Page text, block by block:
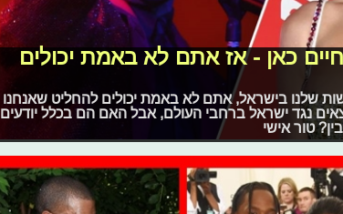
כאן - אז אתם לא באמת יכולים
שלנו בישראל, אתם לא באמת יכולים להחליט שאנחנו
נגד ישראל ברחבי העולם, אבל האם הם בכלל יודעים
טור אישי